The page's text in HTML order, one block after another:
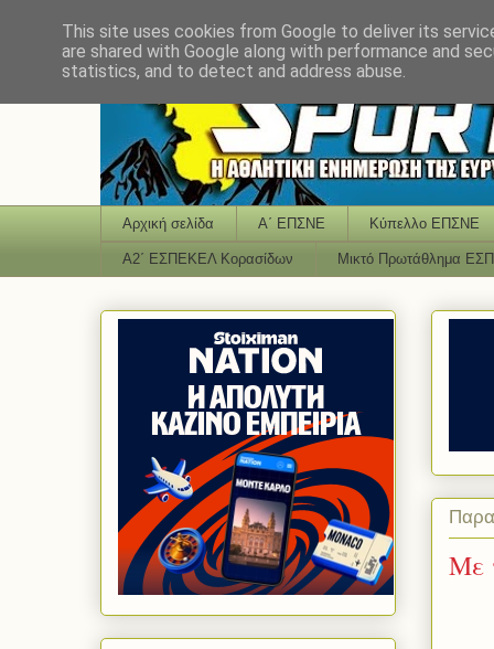
Αρχική σελίδα Α΄ ΕΠΣΝΕ Κύπελλο ΕΠΣΝΕ
Α2΄ ΕΣΠΕΚΕΛ Κορασίδων Μικτό Πρωτάθλημα
Με
This site uses cookies from Google to deliver its
are shared with Google along with performance and
statistics, and to detect and address abuse.